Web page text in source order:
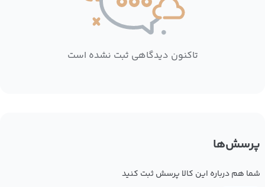
تاکنون دیدگاهی ثبت نشده است
پرسش‌ها
شما هم درباره این کالا پرسش ثبت کنید